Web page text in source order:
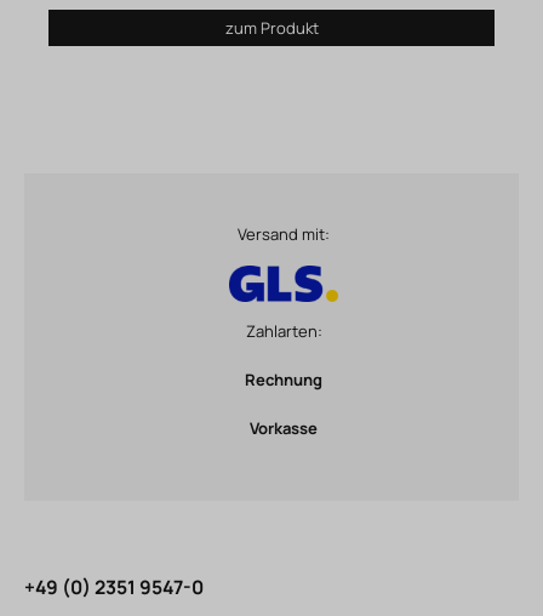
zum Produkt
Versand mit:
Zahlarten:
Rechnung
Vorkasse
+49 (0) 2351 9547-0